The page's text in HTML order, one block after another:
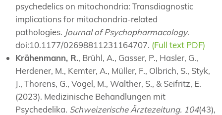
psychedelics on mitochondria: Transdiagnostic
implications for mitochondria-related
pathologies. Journal of Psychopharmacology.
doi:10.1177/02698811231164707. (Full text PDF)
Krähenmann, R., Brühl, A., Gasser, P., Hasler, G.,
Herdener, M., Kemter, A., Müller, F., Olbrich, S., Styk,
J., Thorens, G., Vogel, M., Walther, S., & Seifritz, E.
(2023). Medizinische Behandlungen mit
Psychedelika. Schweizerische Ärztezeitung. 104(43),